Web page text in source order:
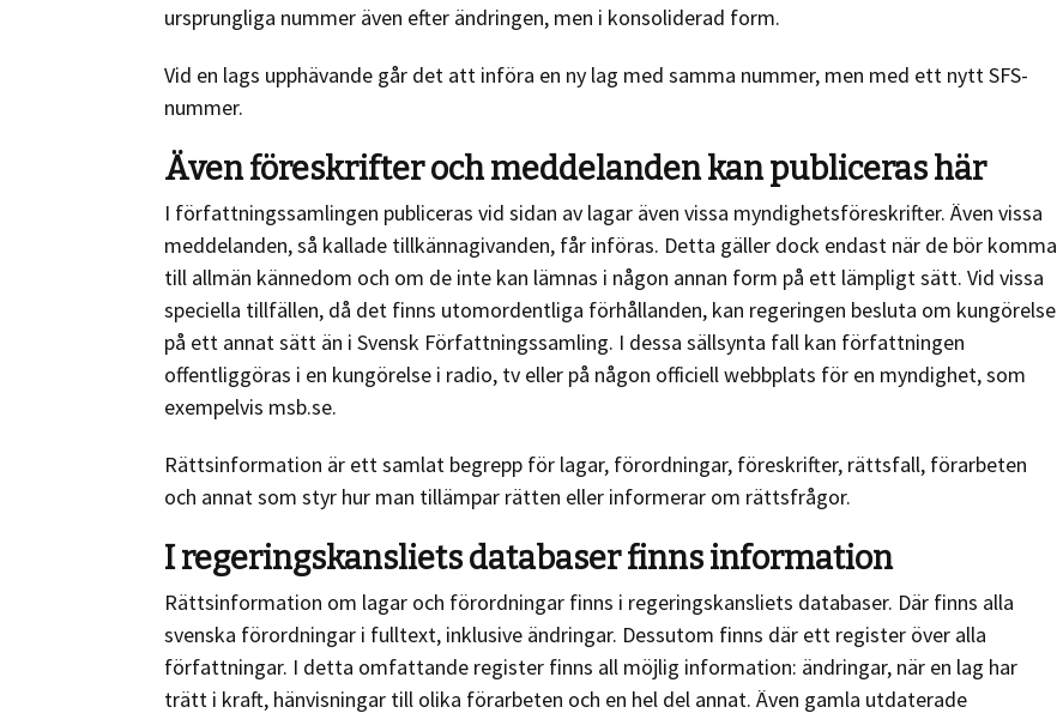
ursprungliga nummer även efter ändringen, men i konsoliderad form.
Vid en lags upphävande går det att införa en ny lag med samma nummer, men med ett nytt SFS-
nummer.
Även föreskrifter och meddelanden kan publiceras här
I författningssamlingen publiceras vid sidan av lagar även vissa myndighetsföreskrifter. Även vissa
meddelanden, så kallade tillkännagivanden, får införas. Detta gäller dock endast när de bör komma
till allmän kännedom och om de inte kan lämnas i någon annan form på ett lämpligt sätt. Vid vissa
speciella tillfällen, då det finns utomordentliga förhållanden, kan regeringen besluta om kungörelse
på ett annat sätt än i Svensk Författningssamling. I dessa sällsynta fall kan författningen
offentliggöras i en kungörelse i radio, tv eller på någon officiell webbplats för en myndighet, som
exempelvis msb.se.
Rättsinformation är ett samlat begrepp för lagar, förordningar, föreskrifter, rättsfall, förarbeten
och annat som styr hur man tillämpar rätten eller informerar om rättsfrågor.
I regeringskansliets databaser finns information
Rättsinformation om lagar och förordningar finns i regeringskansliets databaser. Där finns alla
svenska förordningar i fulltext, inklusive ändringar. Dessutom finns där ett register över alla
författningar. I detta omfattande register finns all möjlig information: ändringar, när en lag har
trätt i kraft, hänvisningar till olika förarbeten och en hel del annat. Även gamla utdaterade